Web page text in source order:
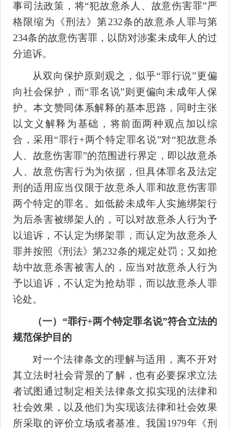
事司法政策，将“犯故意杀人、故意伤害罪”严
格限缩为《刑法》第232条的故意杀人罪与第
234条的故意伤害罪，以防对涉案未成年人的过
分追诉。
从双向保护原则观之，似乎“罪行说”更偏
向社会保护，而“罪名说”则更偏向未成年人保
护。本文赞同体系解释的基本思路，同时主张
以文义解释为基础，将前面两种观点加以综
合，采用“罪行+两个特定罪名说”对“犯故意杀
人、故意伤害罪”的范围进行界定，即以故意杀
人、故意伤害行为为依据，但具体罪名及法定
刑的适用应当仅限于故意杀人罪和故意伤害罪
两个特定的罪名。如低龄未成年人实施绑架行
为后杀害被绑架人的，可以对故意杀人行为予
以追诉，不认定为绑架罪，而认定为故意杀人
罪并按照《刑法》第232条的规定处罚；又如抢
劫中故意杀害被害人的，应当对故意杀人行为
予以追诉，不认定为抢劫罪，而以故意杀人罪
论处。
（一）“罪行+两个特定罪名说”符合立法的
规范保护目的
对一个法律条文的理解与适用，离不开对
其立法时社会背景的了解，也有必要探求立法
者试图通过制定相关法律条文拟实现的法律和
社会效果，以及他们为实现该法律和社会效果
所采取的评价立场或者基准。我国1979年《刑